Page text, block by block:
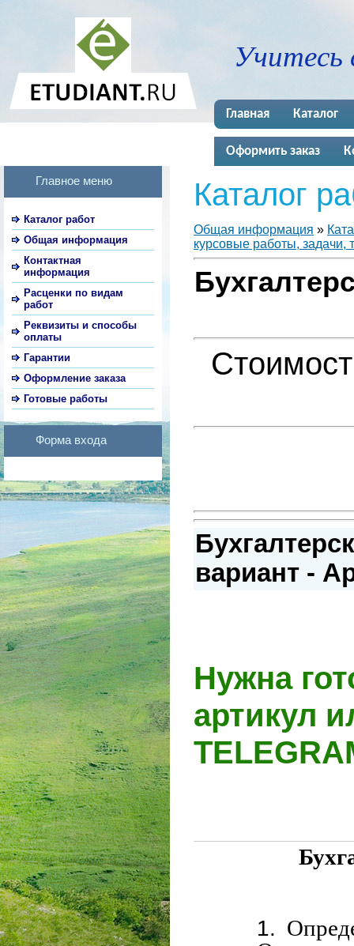
Учитесь
Главная Каталог
Оформить заказ
Главное меню
Каталог работ
Общая информация
Контактная
информация
Расценки по видам
работ
Реквизиты и способы
оплаты
Гарантии
Оформление заказа
Готовые работы
Форма входа
Каталог
Общая информация »
курсовые работы, задачи,
вариант -
Нужна
артикул